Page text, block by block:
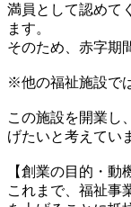
満員として認めて
ます。
そのため、赤字期
※他の福祉施設で
この施設を開業し
げたいと考えてい
【創業の目的・動
これまで、福祉事